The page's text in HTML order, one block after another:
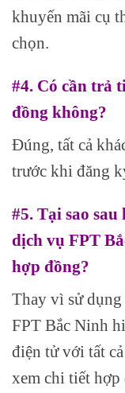
khuyến mãi cụ
chọn.
#4. Có cần trả
đồng không?
Đúng, tất cả
trước khi đăng
#5. Tại sao
dịch vụ FPT
hợp đồng?
Thay vì sử
FPT Bắc Ninh
điện tử với tất
xem chi tiết hợp